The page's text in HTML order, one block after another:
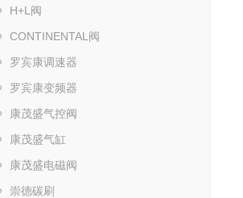
H+L阀
CONTINENTAL阀
罗宾康调速器
罗宾康变频器
康茂盛气控阀
康茂盛气缸
康茂盛电磁阀
崇德碳刷